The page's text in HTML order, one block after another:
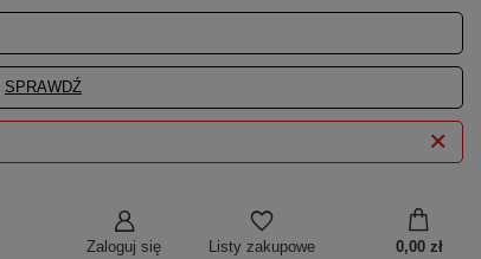
SPRAWDŹ
Zaloguj się Listy zakupowe 0,00 zł